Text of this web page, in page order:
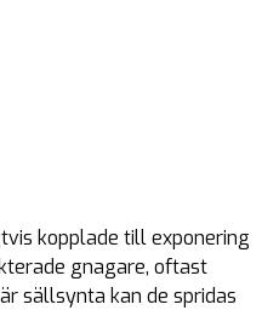
kopplade till exponering
gnagare, oftast
sällsynta kan de spridas